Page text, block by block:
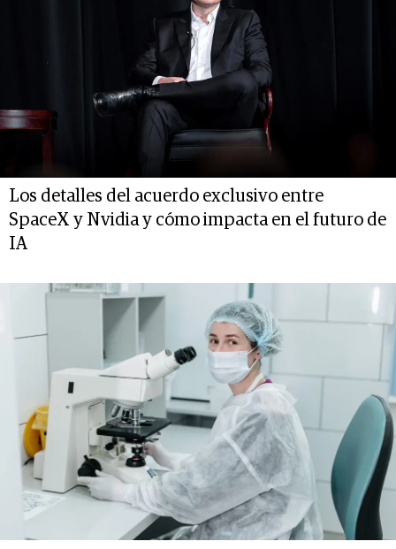
Los detalles del acuerdo exclusivo entre
SpaceX y Nvidia y cómo impacta en el futuro de
IA